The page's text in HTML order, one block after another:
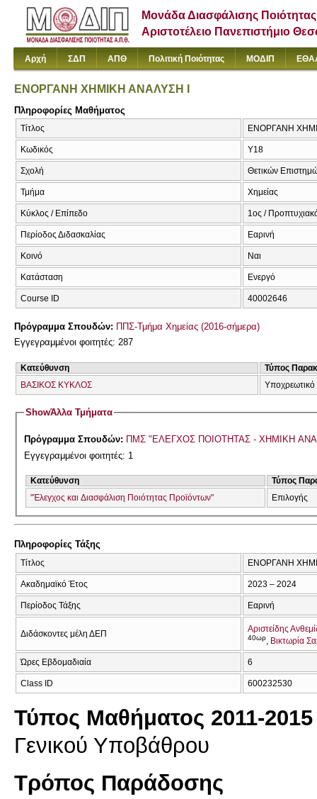
Μονάδα Διασφάλισης Ποιότητας
Αριστοτέλειο Πανεπιστήμιο
Αρχή ΣΔΠ ΑΠΘ Πολιτική Ποιότητας ΜΟΔΙΠ
ΕΝΟΡΓΑΝΗ ΧΗΜΙΚΗ ΑΝΑΛΥΣΗ Ι
Πληροφορίες Μαθήματος
Τίτλος ΕΝΟΡΓΑΝΗ
Κωδικός Υ18
Σχολή Θετικών
Τμήμα Χημείας
Κύκλος / Επίπεδο 1ος /
Περίοδος Διδασκαλίας Εαρινή
Κοινό Ναι
Κατάσταση Ενεργό
Course ID 40002646
Πρόγραμμα Σπουδών: ΠΠΣ-Τμήμα Χημείας (2016-σήμερα)
Εγγεγραμμένοι φοιτητές: 287
Κατεύθυνση
Τύπος
ΒΑΣΙΚΟΣ ΚΥΚΛΟΣ
Υποχρεωτικό
ShowΆλλα Τμήματα
Πρόγραμμα Σπουδών: ΠΜΣ "ΕΛΕΓΧΟΣ ΠΟΙΟΤΗΤΑΣ - ΧΗΜΙΚΗ
Εγγεγραμμένοι φοιτητές: 1
Κατεύθυνση
Τύπος
"Έλεγχος και Διασφάλιση Ποιότητας Προϊόντων"
Επιλογής
Πληροφορίες Τάξης
Τίτλος ΕΝΟΡΓΑΝΗ
Ακαδημαϊκό Έτος 2023 – 2024
Περίοδος Τάξης Εαρινή
Διδάσκοντες μέλη ΔΕΠ Αριστείδης
40ωρ Βικτωρία
Ώρες Εβδομαδιαία 6
Class ID 600232530
Τύπος Μαθήματος 2011-2015
Γενικού Υποβάθρου
Τρόπος Παράδοσης